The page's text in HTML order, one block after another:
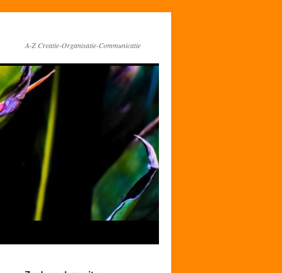
A-Z Creatie-Organisatie-Communicatie